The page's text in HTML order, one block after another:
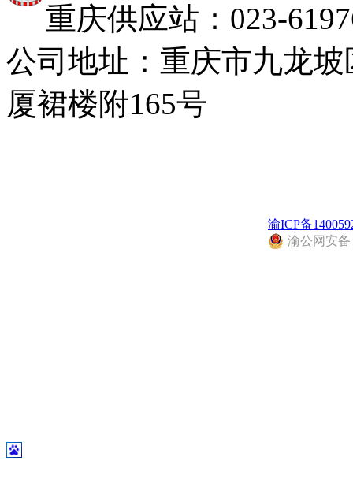
重庆供应站：023-
公司地址：重庆市九龙
厦裙楼附165号
渝ICP备
渝公网安备